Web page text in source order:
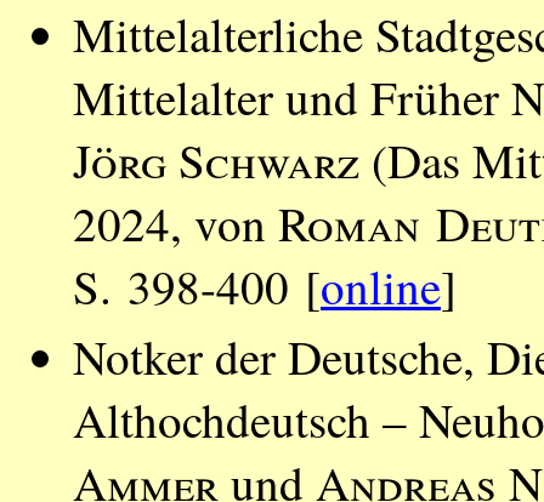
Mittelalterliche
Mittelalter und Früher
Jörg Schwarz (Das
2024, von Roman
S. 398-400 [online]
Notker der Deutsche,
Althochdeutsch –
AmmerundAndreas